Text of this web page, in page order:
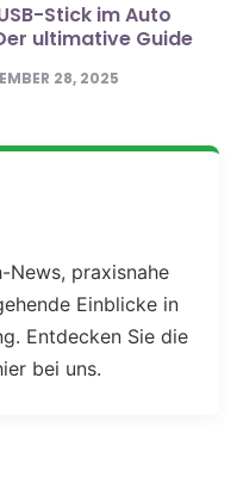
Stick im Auto
ultimative Guide
28, 2025
News, praxisnahe
Einblicke in
Entdecken Sie die
bei uns.